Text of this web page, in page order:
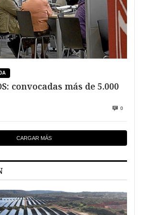
convocadas más de 5.000
0
CARGAR MÁS